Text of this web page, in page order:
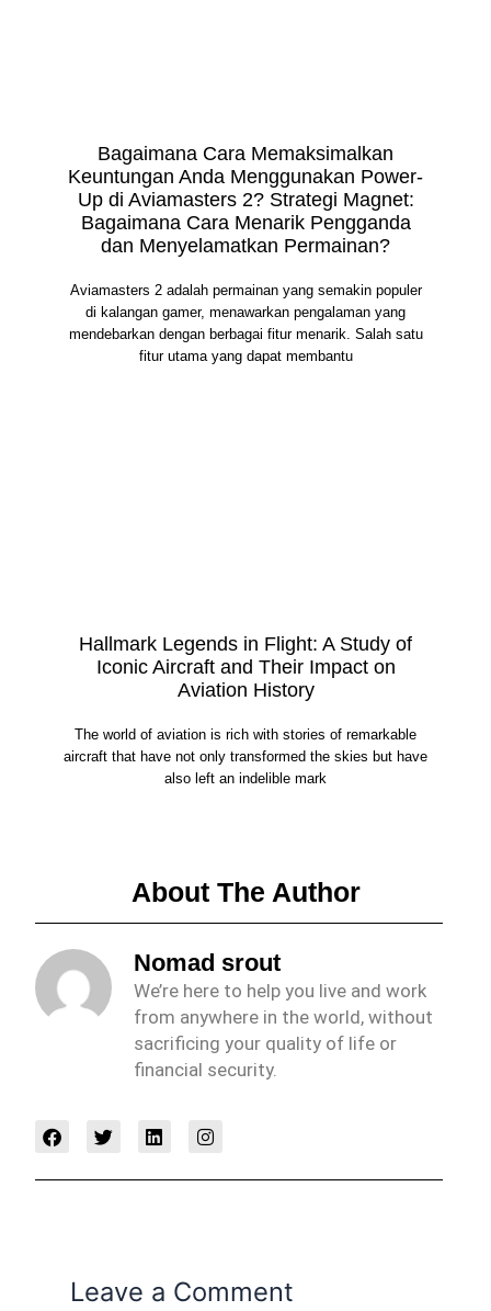
Bagaimana Cara Memaksimalkan
Keuntungan Anda Menggunakan Power-
Up di Aviamasters 2? Strategi Magnet:
Bagaimana Cara Menarik Pengganda
dan Menyelamatkan Permainan?
Aviamasters 2 adalah permainan yang semakin populer
di kalangan gamer, menawarkan pengalaman yang
mendebarkan dengan berbagai fitur menarik. Salah satu
fitur utama yang dapat membantu
Hallmark Legends in Flight: A Study of
Iconic Aircraft and Their Impact on
Aviation History
The world of aviation is rich with stories of remarkable
aircraft that have not only transformed the skies but have
also left an indelible mark
About The Author
Nomad srout
We’re here to help you live and work
from anywhere in the world, without
sacrificing your quality of life or
financial security.
F
a
e
T
w
t
L
i
k
I
n
t
Leave a Comment